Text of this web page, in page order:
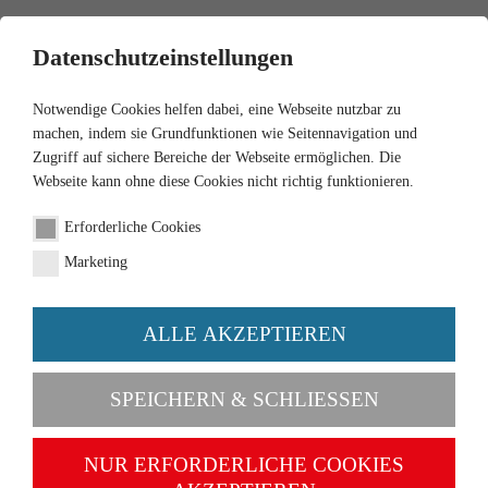
1:87
Flatbed truck (MB LP
Order number 042903
Datenschutzeinstellungen
Notwendige Cookies helfen dabei, eine Webseite nutzbar zu
machen, indem sie Grundfunktionen wie Seitennavigation und
Zugriff auf sichere Bereiche der Webseite ermöglichen. Die
Webseite kann ohne diese Cookies nicht richtig funktionieren.
Erforderliche Cookies
Marketing
ALLE AKZEPTIEREN
SPEICHERN & SCHLIESSEN
NUR ERFORDERLICHE COOKIES